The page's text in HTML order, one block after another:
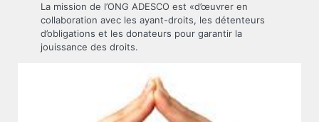
La mission de l’ONG ADESCO est «d’œuvrer en
collaboration avec les ayant-droits, les détenteurs
d’obligations et les donateurs pour garantir la
jouissance des droits.